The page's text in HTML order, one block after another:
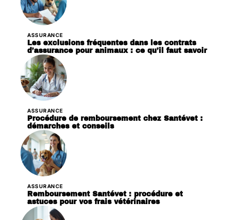
ASSURANCE
Les exclusions fréquentes dans les contrats
d’assurance pour animaux : ce qu’il faut savoir
ASSURANCE
Procédure de remboursement chez Santévet :
démarches et conseils
ASSURANCE
Remboursement Santévet : procédure et
astuces pour vos frais vétérinaires